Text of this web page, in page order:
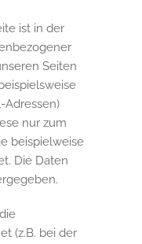
ist in der
Seiten
Adressen)
nur zum
beispielweise
Die Daten
(z.B. bei der